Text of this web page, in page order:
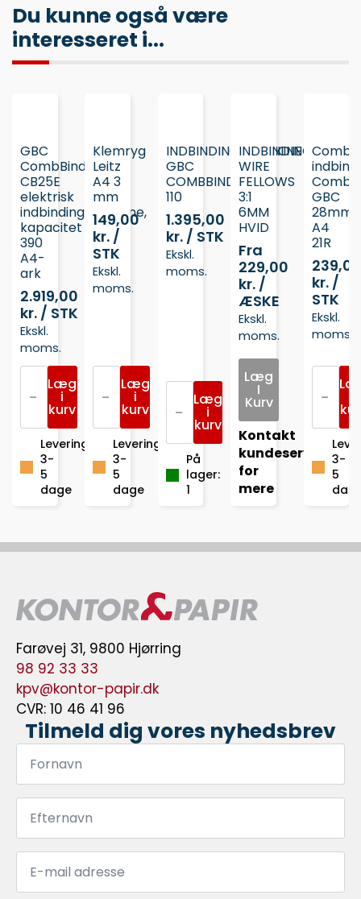
Du kunne også være
interesseret i...
GBC
CombBind®
CB25E
elektrisk
indbindingsmaskine,
kapacitet
390
A4-
ark
2.919,00
kr. / STK
Ekskl.
moms.
GBC
CombBind®
CB25E
elektrisk
indbindingsmaskine,
kapacitet
390
A4-
ark
antal
Læg
i
kurv
Leveringstid
3-
5
dage
Klemryg
Leitz
A4 3
mm
149,00
kr. /
STK
Ekskl.
moms.
Klemryg
A4
mm
antal
Læg
i
kurv
Leveringstid
3-
5
dage
INDBINDINGSMASKINE
GBC
COMBBIND
110
1.395,00
kr. / STK
Ekskl.
moms.
INDBINDINGSMASKINE
COMBBIND
antal
Læg
i
kurv
På
lager:
1
INDBINDING
WIRE
FELLOWS
3:1
6MM
HVID
Fra
229,00
kr. /
ÆSKE
Ekskl.
moms.
Læg
I
Kurv
Kontakt
kundeservice
for
mere
Combs
GBC
28mm
A4
21R
239,00
kr. /
STK
Ekskl.
moms.
Combs
28mm
antal
3-
5
Farøvej 31, 9800 Hjørring
98 92 33 33
kpv@kontor-papir.dk
CVR: 10 46 41 96
Tilmeld dig vores nyhedsbrev
Fornavn
Efternavn
Email